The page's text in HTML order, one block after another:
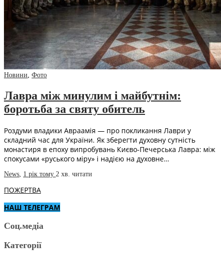
Новини, Фото
Лавра між минулим і майбутнім:
боротьба за святу обитель
Роздуми владики Авраамія — про покликання Лаври у
складний час для України. Як зберегти духовну сутність
монастиря в епоху випробувань Києво-Печерська Лавра: між
спокусами «руського міру» і надією на духовне…
News, 1 рік тому 2 хв. читати
ПОЖЕРТВА
НАШ ТЕЛЕГРАМ
Соц.медіа
Категорії